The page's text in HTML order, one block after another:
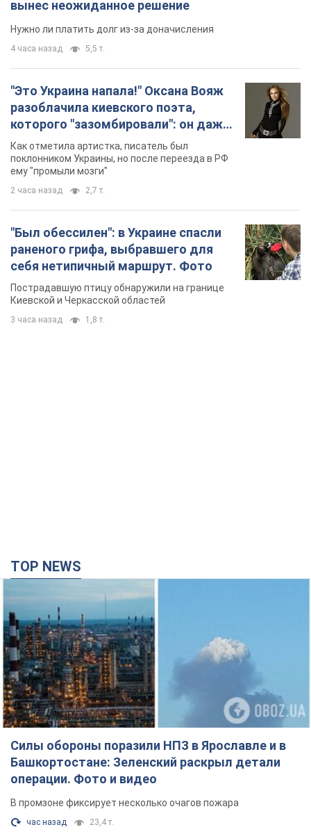
Как отметила артистка, писатель был
ему "промыли мозги"
2 часа назад 2,7 т.
"Был обессилен": в Украине спасли
раненого грифа, выбравшего для
себя нетипичный маршрут. Фото
Пострадавшую птицу обнаружили на границе
Киевской и Черкасской областей
Силы обороны поразили НПЗ в Ярославле и в
Башкортостане: Зеленский раскрыл детали
операции. Фото и видео
В промзоне фиксирует несколько очагов пожара
час назад 23,4 т.
Россия атаковала железнодорожную станцию
в Лозовой в Харьковской области: есть
погибшие и раненые
В результате удара БПЛА были повреждены вокзал,
станции временно приостановлено
2 часа назад 2,6 т.